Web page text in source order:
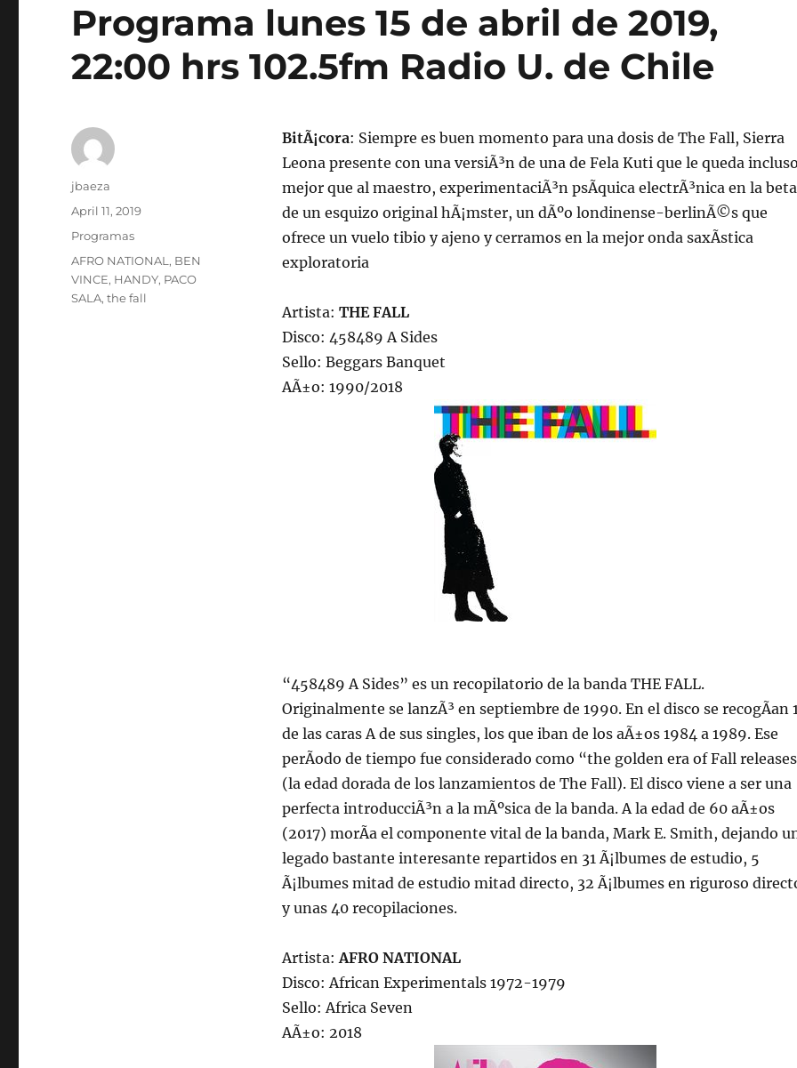
Programa lunes 15 de abril de 2019,
22:00 hrs 102.5fm Radio U. de Chile
BitÃ¡cora: Siempre es buen momento para una dosis de The Fall, Sierra
Leona presente con una versiÃ³n de una de Fela Kuti que le queda
mejor que al maestro, experimentaciÃ³n psÃ­quica electrÃ³nica en la beta
de un esquizo original hÃ¡mster, un dÃºo londinense-berlinÃ©s que
ofrece un vuelo tibio y ajeno y cerramos en la mejor onda saxÃ­stica
exploratoria
Artista: THE FALL
Disco: 458489 A Sides
Sello: Beggars Banquet
AÃ±o: 1990/2018
“458489 A Sides” es un recopilatorio de la banda THE FALL.
Originalmente se lanzÃ³ en septiembre de 1990. En el disco se recogÃ­an
de las caras A de sus singles, los que iban de los aÃ±os 1984 a 1989. Ese
perÃ­odo de tiempo fue considerado como “the golden era of Fall
(la edad dorada de los lanzamientos de The Fall). El disco viene a ser una
perfecta introducciÃ³n a la mÃºsica de la banda. A la edad de 60 aÃ±os
(2017) morÃ­a el componente vital de la banda, Mark E. Smith, dejando
legado bastante interesante repartidos en 31 Ã¡lbumes de estudio, 5
Ã¡lbumes mitad de estudio mitad directo, 32 Ã¡lbumes en riguroso
y unas 40 recopilaciones.
Artista:AFRO NATIONAL
Disco: African Experimentals 1972-1979
Sello: Africa Seven
AÃ±o: 2018
Author
jbaeza
Posted
April 11, 2019
Categories
Programas
Tags
AFRO NATIONAL , BEN
VINCE, HANDY, PACO
SALA,the fall